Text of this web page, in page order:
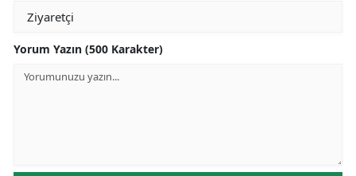
Yorum Yazın (500 Karakter)